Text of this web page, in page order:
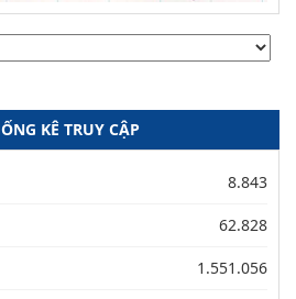
KÊ TRUY CẬP
8.843
62.828
1.551.056